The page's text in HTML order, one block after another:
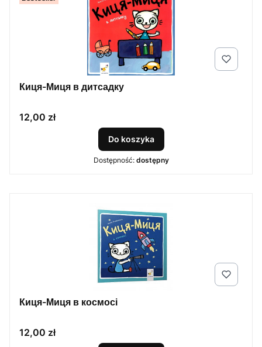
Киця-Миця в дитсадку
Cena
12,00 zł
Do koszyka
Dostępność: dostępny
Киця-Миця в космосі
Cena
12,00 zł